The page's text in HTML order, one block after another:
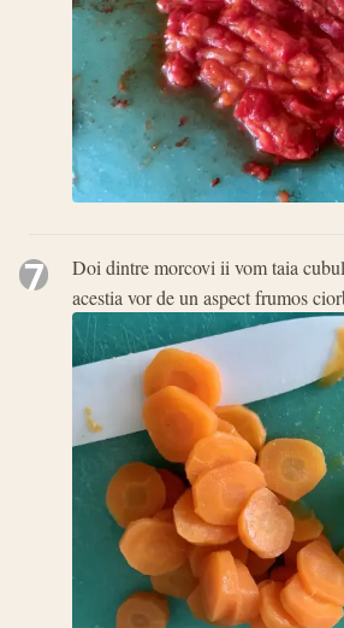
7
Doi dintre morcovi ii vom taia
acestia vor de un aspect frumos